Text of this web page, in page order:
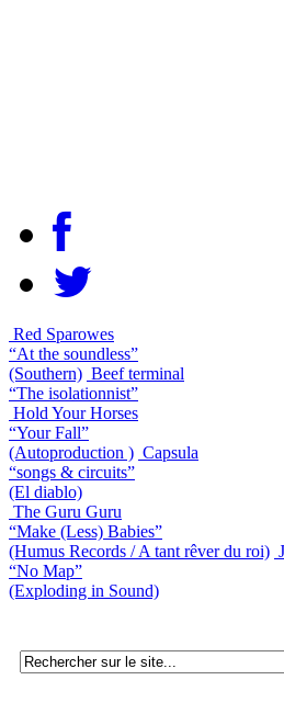
Red Sparowes
“At the soundless”
(Southern) Beef terminal
“The isolationnist”
Hold Your Horses
“Your Fall”
(Autoproduction ) Capsula
“songs & circuits”
(El diablo)
The Guru Guru
“Make (Less) Babies”
(Humus Records / A tant rêver du roi)
“No Map”
(Exploding in Sound)